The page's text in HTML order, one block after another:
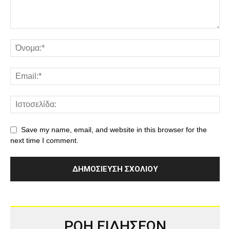
Save my name, email, and website in this browser for the
next time I comment.